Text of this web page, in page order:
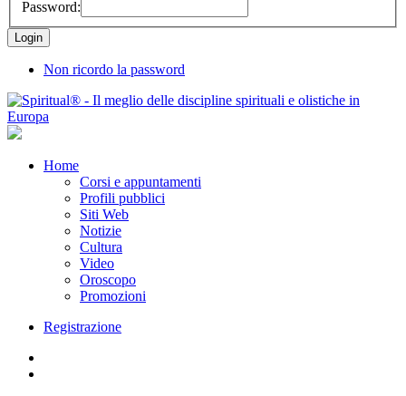
Password:
Non ricordo la password
Home
Corsi e appuntamenti
Profili pubblici
Siti Web
Notizie
Cultura
Video
Oroscopo
Promozioni
Registrazione